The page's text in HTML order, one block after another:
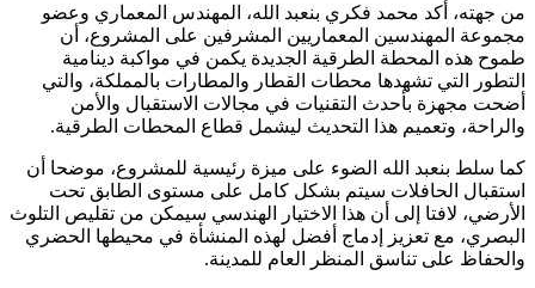
من جهته، أكد محمد فكري بنعبد الله، المهندس المعماري وعضو
مجموعة المهندسين المعماريين المشرفين على المشروع، أن
طموح هذه المحطة الطرقية الجديدة يكمن في مواكبة دينامية
التطور التي تشهدها محطات القطار والمطارات بالمملكة، والتي
أضحت مجهزة بأحدث التقنيات في مجالات الاستقبال والأمن
والراحة، وتعميم هذا التحديث ليشمل قطاع المحطات الطرقية.
كما سلط بنعبد الله الضوء على ميزة رئيسية للمشروع، موضحا أن
استقبال الحافلات سيتم بشكل كامل على مستوى الطابق تحت
الأرضي، لافتا إلى أن هذا الاختيار الهندسي سيمكن من تقليص التلوث
البصري، مع تعزيز إدماج أفضل لهذه المنشأة في محيطها الحضري
والحفاظ على تناسق المنظر العام للمدينة.